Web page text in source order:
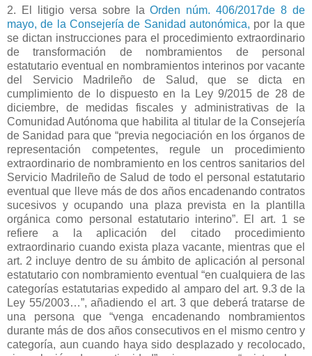
2. El litigio versa sobre laOrden núm. 406/2017de 8 de
mayo, de la Consejería de Sanidad autonómica, por la que
se dictan instrucciones para el procedimiento extraordinario
de transformación de nombramientos de personal
estatutario eventual en nombramientos interinos por vacante
del Servicio Madrileño de Salud, que se dicta en
cumplimiento de lo dispuesto en la Ley 9/2015 de 28 de
diciembre, de medidas fiscales y administrativas de la
Comunidad Autónoma que habilita al titular de la Consejería
de Sanidad para que “previa negociación en los órganos de
representación competentes, regule un procedimiento
extraordinario de nombramiento en los centros sanitarios del
Servicio Madrileño de Salud de todo el personal estatutario
eventual que lleve más de dos años encadenando contratos
sucesivos y ocupando una plaza prevista en la plantilla
orgánica como personal estatutario interino”. El art. 1 se
refiere a la aplicación del citado procedimiento
extraordinario cuando exista plaza vacante, mientras que el
art. 2 incluye dentro de su ámbito de aplicación al personal
estatutario con nombramiento eventual “en cualquiera de las
categorías estatutarias expedido al amparo del art. 9.3 de la
Ley 55/2003…”, añadiendo el art. 3 que deberá tratarse de
una persona que “venga encadenando nombramientos
durante más de dos años consecutivos en el mismo centro y
categoría, aun cuando haya sido desplazado y recolocado,